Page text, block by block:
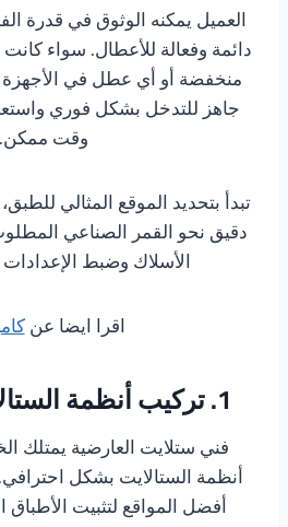
العميل يمكنه الوثوق في قدرة
دائمة وفعالة للأعطال. سواء
منخفضة أو أي عطل في الأجهزة
جاهز للتدخل بشكل فوري
وقت ممكن.
تبدأ بتحديد الموقع المثالي
دقيق نحو القمر الصناعي
الأسلاك وضبط
اقرا ايضا عن
1. تركيب أنظمة الستالايت بإحترافية
فني ستلايت العارضية يمتلك
أنظمة الستالايت بشكل
أفضل المواقع لتثبيت الأطباق